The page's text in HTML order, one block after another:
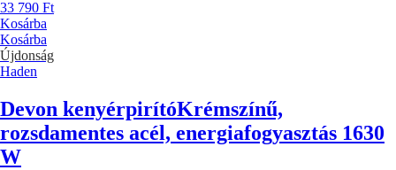
33 790 Ft
Kosárba
Kosárba
Újdonság
Haden
Devon kenyérpirítóKrémszínű,
rozsdamentes acél, energiafogyasztás 1630
W